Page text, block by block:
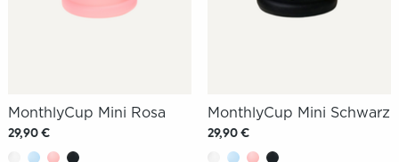
MonthlyCup Mini Rosa
29,90 €
MonthlyCup Mini Schwarz
29,90 €